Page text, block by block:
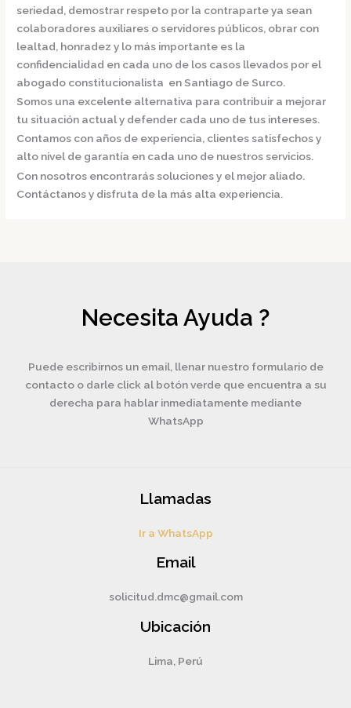
seriedad, demostrar respeto por la contraparte ya sean
colaboradores auxiliares o servidores públicos, obrar con
lealtad, honradez y lo más importante es la
confidencialidad en cada uno de los casos llevados por el
abogado constitucionalista en Santiago de Surco.
Somos una excelente alternativa para contribuir a mejorar
tu situación actual y defender cada uno de tus intereses.
Contamos con años de experiencia, clientes satisfechos y
alto nivel de garantía en cada uno de nuestros servicios.
Con nosotros encontrarás soluciones y el mejor aliado.
Contáctanos y disfruta de la más alta experiencia.
Necesita Ayuda ?
Puede escribirnos un email, llenar nuestro formulario de
contacto o darle click al botón verde que encuentra a su
derecha para hablar inmediatamente mediante
WhatsApp
Llamadas
Ir a WhatsApp
Email
solicitud.dmc@gmail.com
Ubicación
Lima, Perú